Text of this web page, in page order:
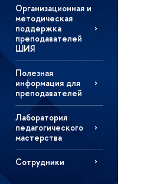
Организационная и
методическая
поддержка
преподавателей
ШИЯ
Полезная
информация для
преподавателей
Лаборатория
педагогического
мастерства
Сотрудники